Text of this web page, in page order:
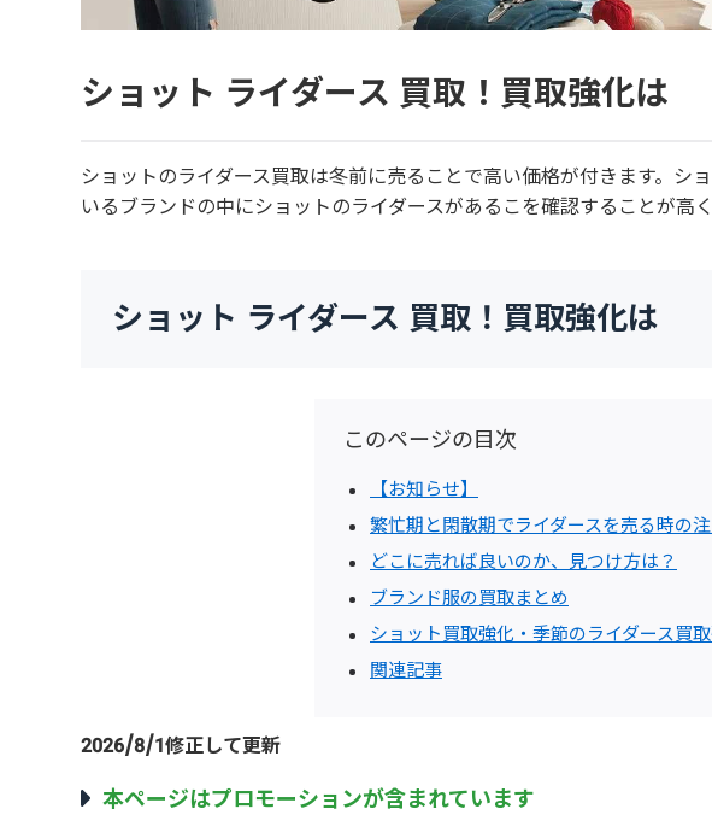
ショット ライダース 買取！買取強化は
ショットのライダース買取は冬前に売ることで高い価格が付きます。シ
いるブランドの中にショットのライダースがあるこを確認することが高
ショット ライダース 買取！買取強化は
このページの目次
【お知らせ】
繁忙期と閑散期でライダースを売る時の
どこに売れば良いのか、見つけ方は？
ブランド服の買取まとめ
ショット買取強化・季節のライダース買
関連記事
2026/8/1修正して更新
本ページはプロモーションが含まれています